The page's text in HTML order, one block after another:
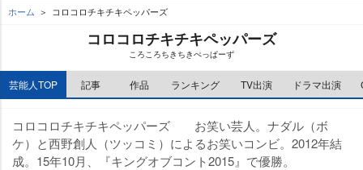
ホーム コロコロチキチキペッパーズ
コロコロチキチキペッパーズ
ころころちきちきぺっぱーず
芸能人TOP 記事 作品 ランキング TV出演 ドラマ出演
コロコロチキチキペッパーズ お笑い芸人。ナダル（ボ
ケ）と西野創人（ツッコミ）によるお笑いコンビ。2012年結
成。15年10月、『キングオブコント2015』で優勝。